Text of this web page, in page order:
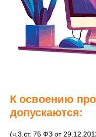
К освоению
допускаются:
(ч.3.ст. 76 ФЗ от